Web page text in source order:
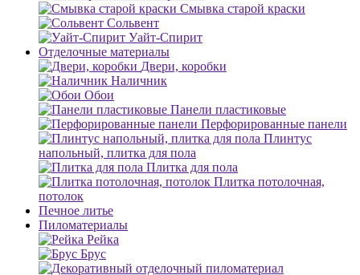
Смывка старой краски
Сольвент
Уайт-Спирит
Отделочные материалы
Двери, коробки
Наличник
Обои
Панели пластиковые
Перфорированные панели
Плинтус
напольный, плитка для пола
Плитка для пола
Плитка потолочная,
потолок
Печное литье
Пиломатериалы
Рейка
Брус